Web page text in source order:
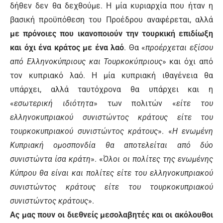
δήθεν δεν θα δεχθούμε. Η μία κυριαρχία που ήταν η
βασική προϋπόθεση του Προέδρου αναφέρεται, αλλά
με πρόνοιες που ικανοποιούν την τουρκική επιδίωξη
και όχι ένα κράτος με ένα λαό. Θα «προέρχεται εξίσου
από Ελληνοκύπριους και Τουρκοκύπριους» και όχι από
τον κυπριακό λαό. Η μία κυπριακή ιθαγένεια θα
υπάρχει, αλλά ταυτόχρονα θα υπάρχει και η
«εσωτερική ιδιότητα» των πολιτών «είτε του
ελληνοκυπριακού συνιστώντος κράτους είτε του
τουρκοκυπριακού συνιστώντος κράτους». «Η ενωμένη
Κυπριακή ομοσπονδία θα αποτελείται από δύο
συνιστώντα ίσα κράτη». «Όλοι οι πολίτες της ενωμένης
Κύπρου θα είναι και πολίτες είτε του ελληνοκυπριακού
συνιστώντος κράτους είτε του τουρκοκυπριακού
συνιστώντος κράτους».
Ας μας πουν οι διεθνείς μεσολαβητές και οι ακόλουθοι